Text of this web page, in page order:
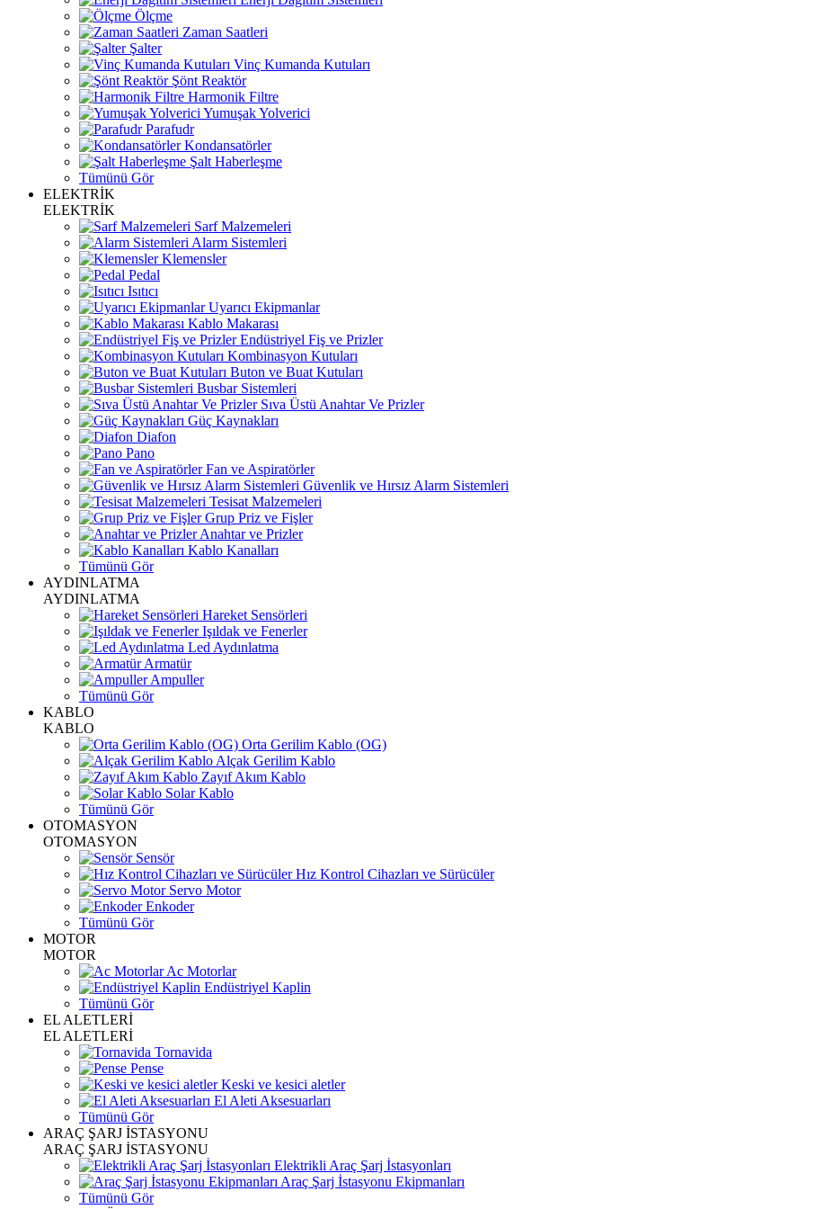
Ölçme
Zaman Saatleri
Şalter
Vinç Kumanda Kutuları
Şönt Reaktör
Harmonik Filtre
Yumuşak Yolverici
Parafudr
Kondansatörler
Şalt Haberleşme
Tümünü Gör
ELEKTRİK
ELEKTRİK
Sarf Malzemeleri
Alarm Sistemleri
Klemensler
Pedal
Isıtıcı
Uyarıcı Ekipmanlar
Kablo Makarası
Endüstriyel Fiş ve Prizler
Kombinasyon Kutuları
Buton ve Buat Kutuları
Busbar Sistemleri
Sıva Üstü Anahtar Ve Prizler
Güç Kaynakları
Diafon
Pano
Fan ve Aspiratörler
Güvenlik ve Hırsız Alarm Sistemleri
Tesisat Malzemeleri
Grup Priz ve Fişler
Anahtar ve Prizler
Kablo Kanalları
Tümünü Gör
AYDINLATMA
AYDINLATMA
Hareket Sensörleri
Işıldak ve Fenerler
Led Aydınlatma
Armatür
Ampuller
Tümünü Gör
KABLO
KABLO
Orta Gerilim Kablo (OG)
Alçak Gerilim Kablo
Zayıf Akım Kablo
Solar Kablo
Tümünü Gör
OTOMASYON
OTOMASYON
Sensör
Hız Kontrol Cihazları ve Sürücüler
Servo Motor
Enkoder
Tümünü Gör
MOTOR
MOTOR
Ac Motorlar
Endüstriyel Kaplin
Tümünü Gör
EL ALETLERİ
EL ALETLERİ
Tornavida
Pense
Keski ve kesici aletler
El Aleti Aksesuarları
Tümünü Gör
ARAÇ ŞARJ İSTASYONU
ARAÇ ŞARJ İSTASYONU
Elektrikli Araç Şarj İstasyonları
Araç Şarj İstasyonu Ekipmanları
Tümünü Gör